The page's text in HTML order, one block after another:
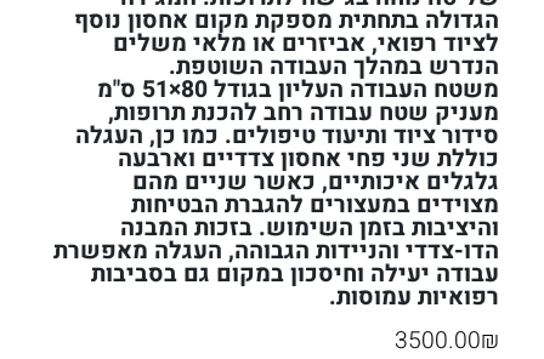
הגדולה בתחתית מספקת מקום אחסון נוסף
לציוד רפואי, אביזרים או מלאי משלים
הנדרש במהלך העבודה השוטפת.
משטח העבודה העליון בגודל 80×51 ס"מ
מעניק שטח עבודה רחב להכנת תרופות,
סידור ציוד ותיעוד טיפולים. כמו כן, העגלה
כוללת שני פחי אחסון צדדיים וארבעה
גלגלים איכותיים, כאשר שניים מהם
מצוידים במעצורים להגברת הבטיחות
והיציבות בזמן השימוש. בזכות המבנה
הדו-צדדי והניידות הגבוהה, העגלה מאפשרת
עבודה יעילה וחיסכון במקום גם בסביבות
רפואיות עמוסות.
₪
3500.00